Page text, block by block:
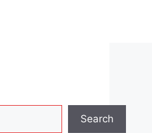
Search